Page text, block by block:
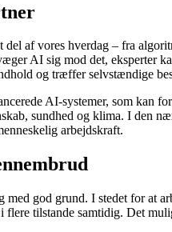
af vores hverdag – fra
AI sig mod det, eksperter
og træffer selvstændige
AI-systemer, som kan
sundhed og klima. I den
arbejdskraft.
god grund. I stedet for at
tilstande samtidig. Det